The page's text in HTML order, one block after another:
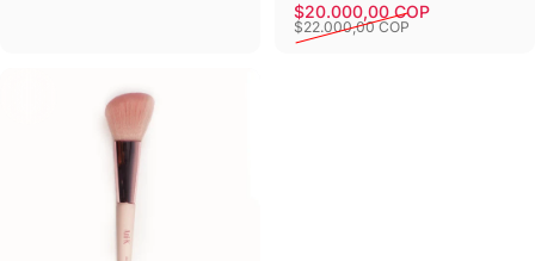
Precio de oferta
$20.000,00 COP
Precio habitual
$22.000,00 COP